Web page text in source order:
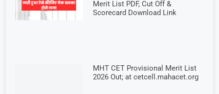
Merit List PDF, Cut Off &
Scorecard Download Link
MHT CET Provisional Merit List
2026 Out; at cetcell.mahacet.org